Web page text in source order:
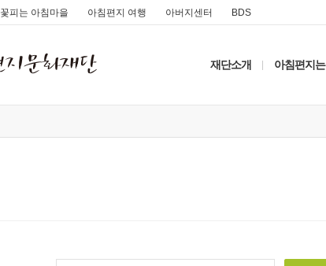
꽃피는 아침마을 아침편지 여행 아버지센터 BDS
재단소개 아침편지는